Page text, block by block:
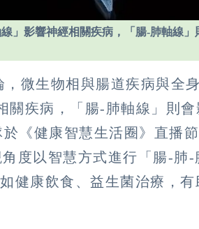
」影響神經相關疾病，「腸-肺軸線」
微生物相與腸道疾病與全
關疾病，「腸-肺軸線」則會
《健康智慧生活圈》直播
度以智慧方式進行「腸-肺-
健康飲食、益生菌治療，有